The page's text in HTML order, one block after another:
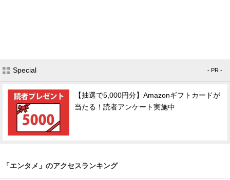
Special - PR -
【抽選で5,000円分】Amazonギフトカードが
当たる！読者アンケート実施中
「エンタメ」のアクセスランキング